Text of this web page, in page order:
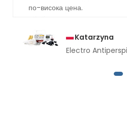
по-висока цена.
Katarzyna
Electro